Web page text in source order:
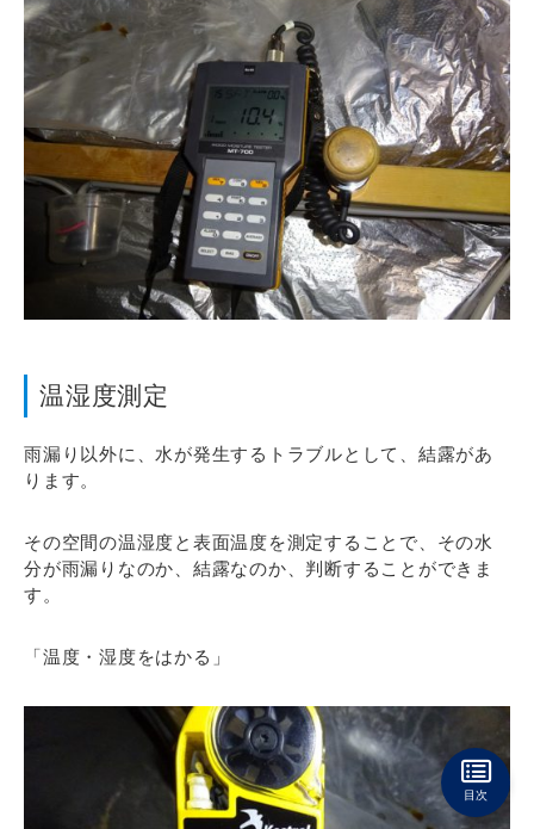
温湿度測定
雨漏り以外に、水が発生するトラブルとして、結露があ
ります。
その空間の温湿度と表面温度を測定することで、その水
分が雨漏りなのか、結露なのか、判断することができま
す。
「温度・湿度をはかる」
目次